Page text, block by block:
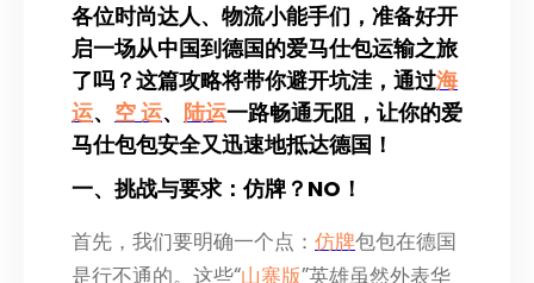
各位时尚达人、物流小能手们，准备好开
启一场从中国到德国的爱马仕包运输之旅
了吗？这篇攻略将带你避开坑洼，通过海
运、 空 运、 陆运一路畅通无阻，让你的爱
马仕包包安全又迅速地抵达德国！
一、挑战与要求：仿牌？NO！
首先，我们要明确一个点： 仿牌包包在德国
是行不通的。这些“山寨版”英雄虽然外表华